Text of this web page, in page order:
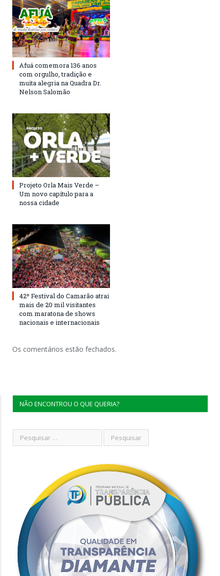
Afuá comemora 136 anos
com orgulho, tradição e
muita alegria na Quadra Dr.
Nelson Salomão
Projeto Orla Mais Verde –
Um novo capítulo para a
nossa cidade
42º Festival do Camarão atrai
mais de 20 mil visitantes
com maratona de shows
nacionais e internacionais
Os comentários estão fechados.
NÃO ENCONTROU O QUE QUERIA?